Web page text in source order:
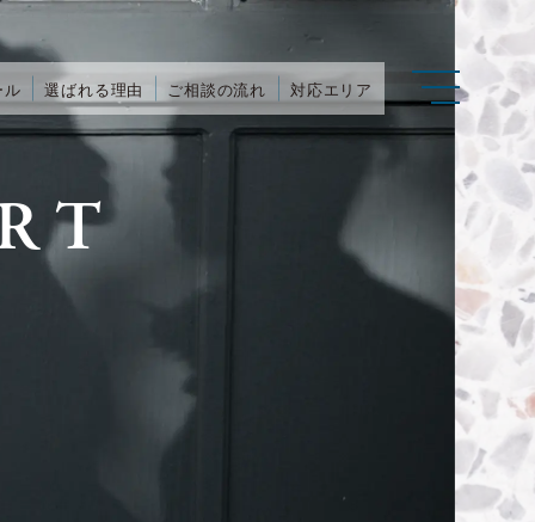
ル 選ばれる理由 ご相談の流れ 対応エリア